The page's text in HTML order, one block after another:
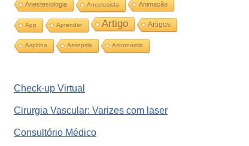
Anestesiologia Anestesista Animação
App Aprender Artigo Artigos
Aspirina Assepsia Astronomia
Check-up Virtual
Cirurgia Vascular: Varizes com laser
Consultório Médico